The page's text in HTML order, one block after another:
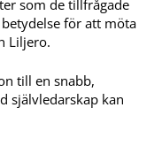
som de tillfrågade
för att möta
Liljero.
till en snabb,
självledarskap kan